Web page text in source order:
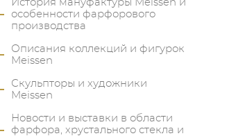
История мануфактуры Meissen и
особенности фарфорового
производства
Описания коллекций и фигурок
Meissen
Скульпторы и художники
Meissen
Новости и выставки в области
фарфора, хрустального стекла и